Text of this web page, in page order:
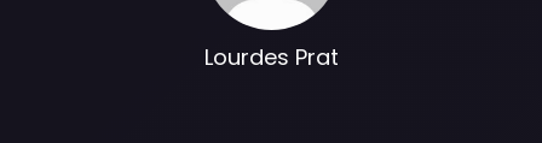
Lourdes Prat